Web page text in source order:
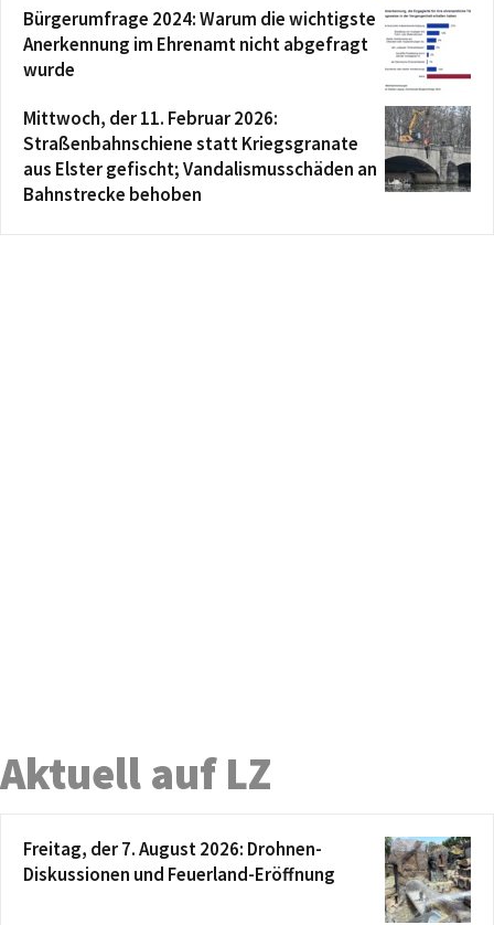
Bürgerumfrage 2024: Warum die wichtigste
Anerkennung im Ehrenamt nicht abgefragt
wurde
Mittwoch, der 11. Februar 2026:
Straßenbahnschiene statt Kriegsgranate
aus Elster gefischt; Vandalismusschäden an
Bahnstrecke behoben
Aktuell auf LZ
Freitag, der 7. August 2026: Drohnen-
Diskussionen und Feuerland-Eröffnung